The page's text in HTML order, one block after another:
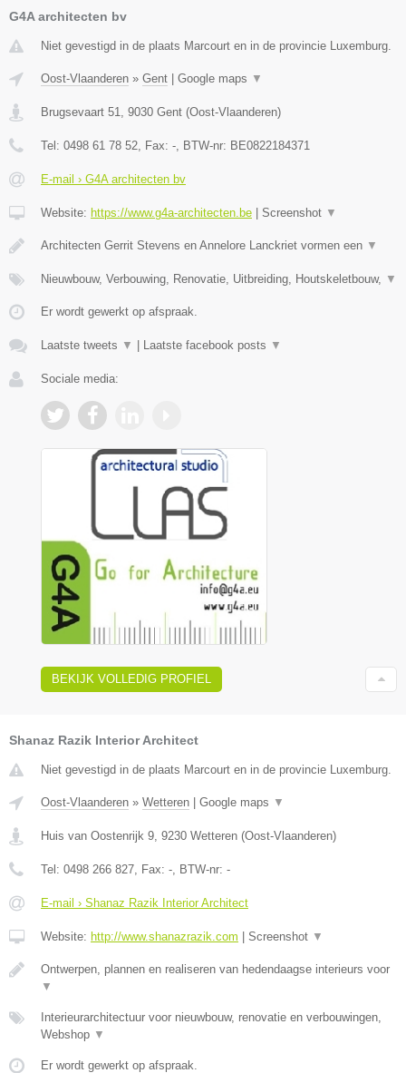
G4A architecten bv
Niet gevestigd in de plaats Marcourt en in de provincie Luxemburg.
Oost-Vlaanderen » Gent Google maps ▼
Brugsevaart 51, 9030 Gent (Oost-Vlaanderen)
Tel: 0498 61 78 52, Fax: -, BTW-nr: BE0822184371
E-mail › G4A architecten bv
Website: https://www.g4a-architecten.be Screenshot ▼
Architecten Gerrit Stevens en Annelore Lanckriet vormen een ▼
Nieuwbouw, Verbouwing, Renovatie, Uitbreiding, Houtskeletbouw, ▼
Er wordt gewerkt op afspraak.
Laatste tweets ▼ Laatste facebook posts ▼
Sociale media:
BEKIJK VOLLEDIG PROFIEL
Shanaz Razik Interior Architect
Niet gevestigd in de plaats Marcourt en in de provincie Luxemburg.
Oost-Vlaanderen » Wetteren | Google maps ▼
Huis van Oostenrijk 9 9230 Wetteren (Oost-Vlaanderen)
Tel: 0498 266 827 , Fax: - , BTW-nr: -
E-mail › Shanaz Razik Interior Architect
Website: http://www.shanazrazik.com | Screenshot ▼
Ontwerpen, plannen en realiseren van hedendaagse interieurs voor
▼
Interieurarchitectuur voor nieuwbouw, renovatie en verbouwingen,
Webshop ▼
Er wordt gewerkt op afspraak.